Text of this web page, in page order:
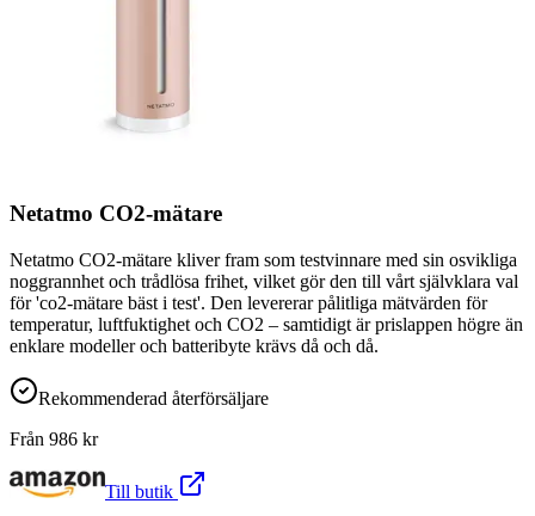
Netatmo CO2-mätare
Netatmo CO2-mätare kliver fram som testvinnare med sin osvikliga
noggrannhet och trådlösa frihet, vilket gör den till vårt självklara val
för 'co2-mätare bäst i test'. Den levererar pålitliga mätvärden för
temperatur, luftfuktighet och CO2 – samtidigt är prislappen högre än
enklare modeller och batteribyte krävs då och då.
Rekommenderad återförsäljare
Från 986 kr
Till butik